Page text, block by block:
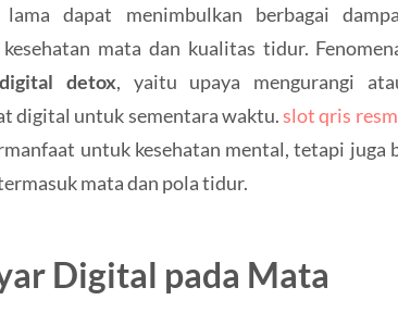
dapat menimbulkan berbagai
mata dan kualitas tidur.
digital detox, yaitu upaya mengurangi
digital untuk sementara waktu.slot qris
untuk kesehatan mental, tetapi juga
mata dan pola tidur.
Digital pada Mata